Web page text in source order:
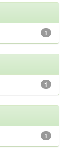
1
1
1